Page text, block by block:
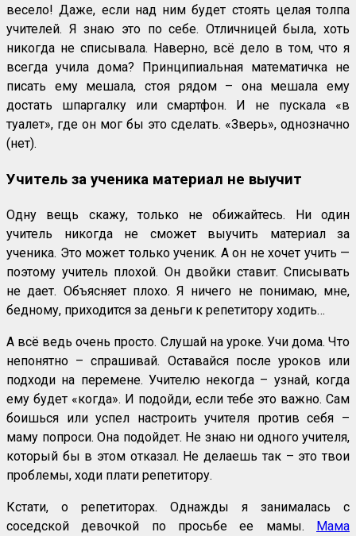
весело! Даже, если над ним будет стоять целая толпа
учителей. Я знаю это по себе. Отличницей была, хоть
никогда не списывала. Наверно, всё дело в том, что я
всегда учила дома? Принципиальная математичка не
писать ему мешала, стоя рядом – она мешала ему
достать шпаргалку или смартфон. И не пускала «в
туалет», где он мог бы это сделать. «Зверь», однозначно
(нет).
Учитель за ученика материал не выучит
Одну вещь скажу, только не обижайтесь. Ни один
учитель никогда не сможет выучить материал за
ученика. Это может только ученик. А он не хочет учить —
поэтому учитель плохой. Он двойки ставит. Списывать
не дает. Объясняет плохо. Я ничего не понимаю, мне,
бедному, приходится за деньги к репетитору ходить…
А всё ведь очень просто. Слушай на уроке. Учи дома. Что
непонятно – спрашивай. Оставайся после уроков или
подходи на перемене. Учителю некогда – узнай, когда
ему будет «когда». И подойди, если тебе это важно. Сам
боишься или успел настроить учителя против себя –
маму попроси. Она подойдет. Не знаю ни одного учителя,
который бы в этом отказал. Не делаешь так – это твои
проблемы, ходи плати репетитору.
Кстати, о репетиторах. Однажды я занималась с
соседской девочкой по просьбе ее мамы. Мама